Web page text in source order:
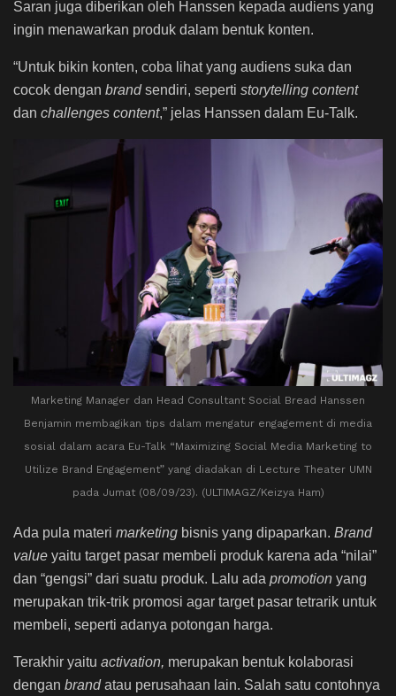
Saran juga diberikan oleh Hanssen kepada audiens yang
ingin menawarkan produk dalam bentuk konten.
“Untuk bikin konten, coba lihat yang audiens suka dan
cocok dengan brand sendiri, seperti storytelling content
dan challenges content,” jelas Hanssen dalam Eu-Talk.
Marketing Manager dan Head Consultant Social Bread Hanssen
Benjamin membagikan tips dalam mengatur engagement di media
sosial dalam acara Eu-Talk “Maximizing Social Media Marketing to
Utilize Brand Engagement” yang diadakan di Lecture Theater UMN
pada Jumat (08/09/23). (ULTIMAGZ/Keizya Ham)
Ada pula materi marketing bisnis yang dipaparkan. Brand
value yaitu target pasar membeli produk karena ada “nilai”
dan “gengsi” dari suatu produk. Lalu ada promotion yang
merupakan trik-trik promosi agar target pasar tetrarik untuk
membeli, seperti adanya potongan harga.
Terakhir yaitu activation, merupakan bentuk kolaborasi
dengan brandatau perusahaan lain. Salah satu contohnya